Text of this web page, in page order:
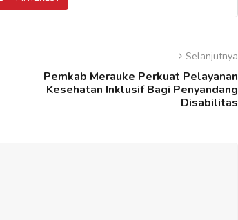
Selanjutnya
Pemkab Merauke Perkuat Pelayanan
Kesehatan Inklusif Bagi Penyandang
Disabilitas